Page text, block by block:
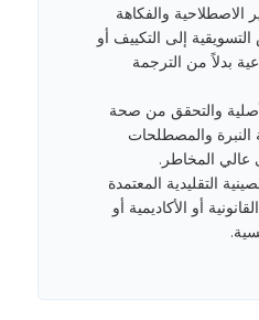
الاصطلاحية والفكاهة
إلى التكييف أو
بدلاً من الترجمة
والتحقق من صحة
والمصطلحات
عالي المخاطر.
التقليدية المعتمدة
أو الأكاديمية أو